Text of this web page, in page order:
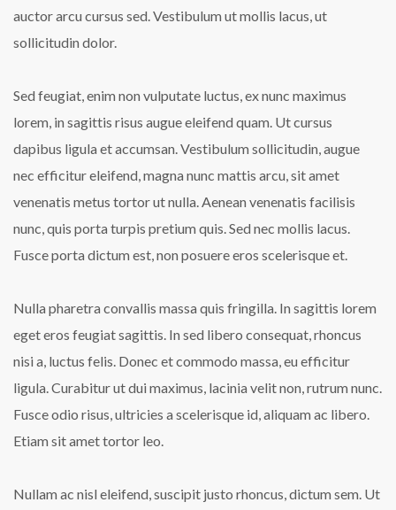
auctor arcu cursus sed. Vestibulum ut mollis lacus, ut
sollicitudin dolor.
Sed feugiat, enim non vulputate luctus, ex nunc maximus
lorem, in sagittis risus augue eleifend quam. Ut cursus
dapibus ligula et accumsan. Vestibulum sollicitudin, augue
nec efficitur eleifend, magna nunc mattis arcu, sit amet
venenatis metus tortor ut nulla. Aenean venenatis facilisis
nunc, quis porta turpis pretium quis. Sed nec mollis lacus.
Fusce porta dictum est, non posuere eros scelerisque et.
Nulla pharetra convallis massa quis fringilla. In sagittis lorem
eget eros feugiat sagittis. In sed libero consequat, rhoncus
nisi a, luctus felis. Donec et commodo massa, eu efficitur
ligula. Curabitur ut dui maximus, lacinia velit non, rutrum nunc.
Fusce odio risus, ultricies a scelerisque id, aliquam ac libero.
Etiam sit amet tortor leo.
Nullam ac nisl eleifend, suscipit justo rhoncus, dictum sem. Ut